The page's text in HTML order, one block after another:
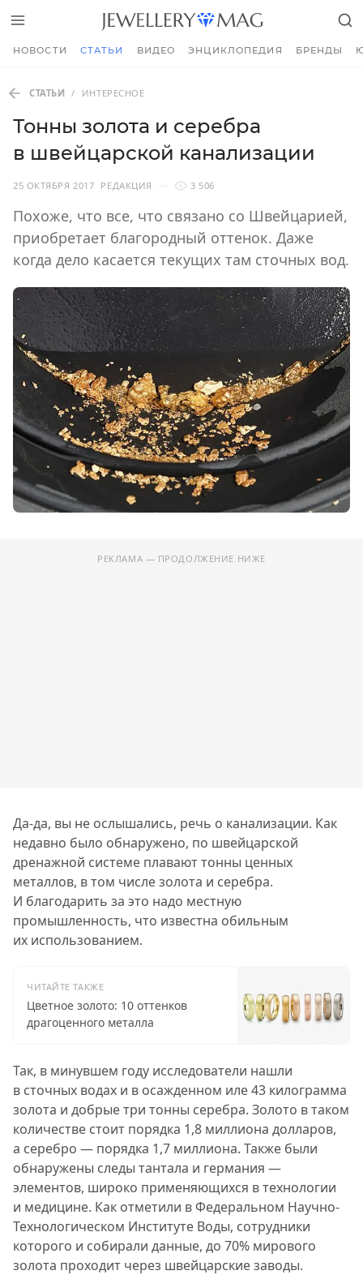
НОВОСТИ СТАТЬИ ВИДЕО ЭНЦИКЛОПЕДИЯ БРЕНДЫ
СТАТЬИ / ИНТЕРЕСНОЕ
Тонны золота и серебра
в швейцарской канализации
25 ОКТЯБРЯ 2017 РЕДАКЦИЯ 3 506
Похоже, что все, что связано со Швейцарией,
приобретает благородный оттенок. Даже
когда дело касается текущих там сточных вод.
РЕКЛАМА — ПРОДОЛЖЕНИЕ НИЖЕ
Да-да, вы не ослышались, речь о канализации. Как
недавно было обнаружено, по швейцарской
дренажной системе плавают тонны ценных
металлов, в том числе золота и серебра.
И благодарить за это надо местную
промышленность, что известна обильным
их использованием.
ЧИТАЙТЕ ТАКЖЕ
Цветное золото: 10 оттенков
драгоценного металла
Так, в минувшем году исследователи нашли
в сточных водах и в осажденном иле 43 килограмма
золота и добрые три тонны серебра. Золото в таком
количестве стоит порядка 1,8 миллиона долларов,
а серебро — порядка 1,7 миллиона. Также были
обнаружены следы тантала и германия —
элементов, широко применяющихся в технологии
и медицине. Как отметили в Федеральном Научно-
Технологическом Институте Воды, сотрудники
которого и собирали данные, до 70% мирового
золота проходит через швейцарские заводы.